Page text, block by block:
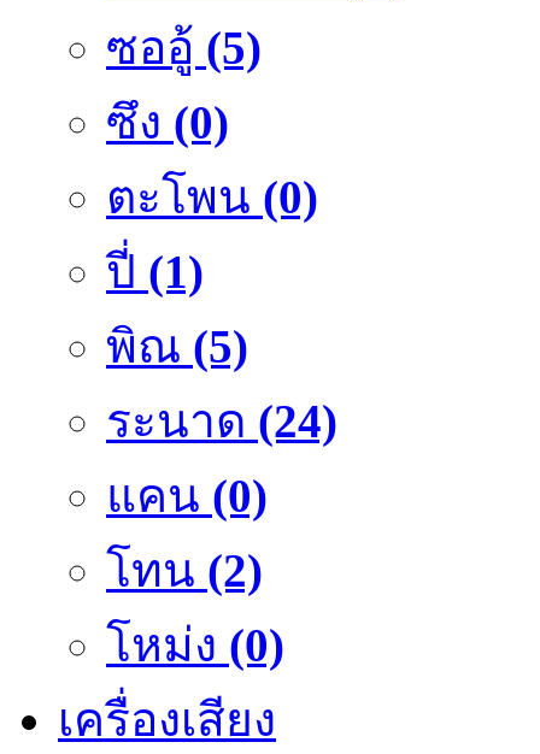
ซออู้ (5)
ซึง (0)
ตะโพน (0)
ปี่ (1)
พิณ (5)
ระนาด (24)
แคน (0)
โทน (2)
โหม่ง (0)
เครื่องเสียง